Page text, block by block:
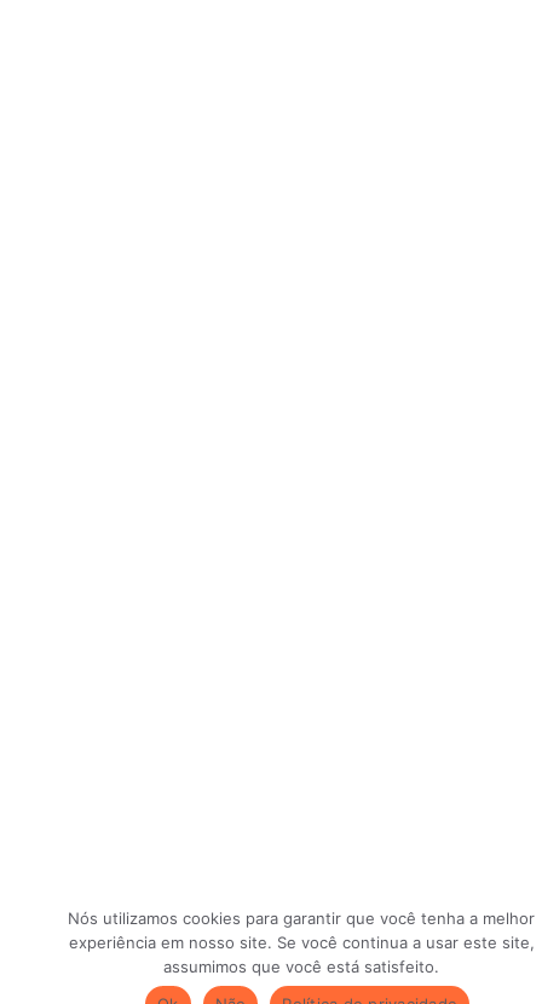
Nós utilizamos cookies para garantir que você tenha a melhor
experiência em nosso site. Se você continua a usar este site,
assumimos que você está satisfeito.